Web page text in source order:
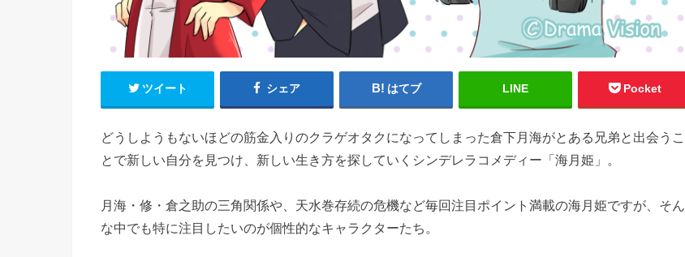
ツイート シェア はてブ LINE Pocket
どうしようもないほどの筋金入りのクラゲオタクになってしまった倉下月海がとある兄弟と出会うこ
とで新しい自分を見つけ、新しい生き方を探していくシンデレラコメディー「海月姫」。
月海・修・倉之助の三角関係や、天水巻存続の危機など毎回注目ポイント満載の海月姫ですが、そん
な中でも特に注目したいのが個性的なキャラクターたち。